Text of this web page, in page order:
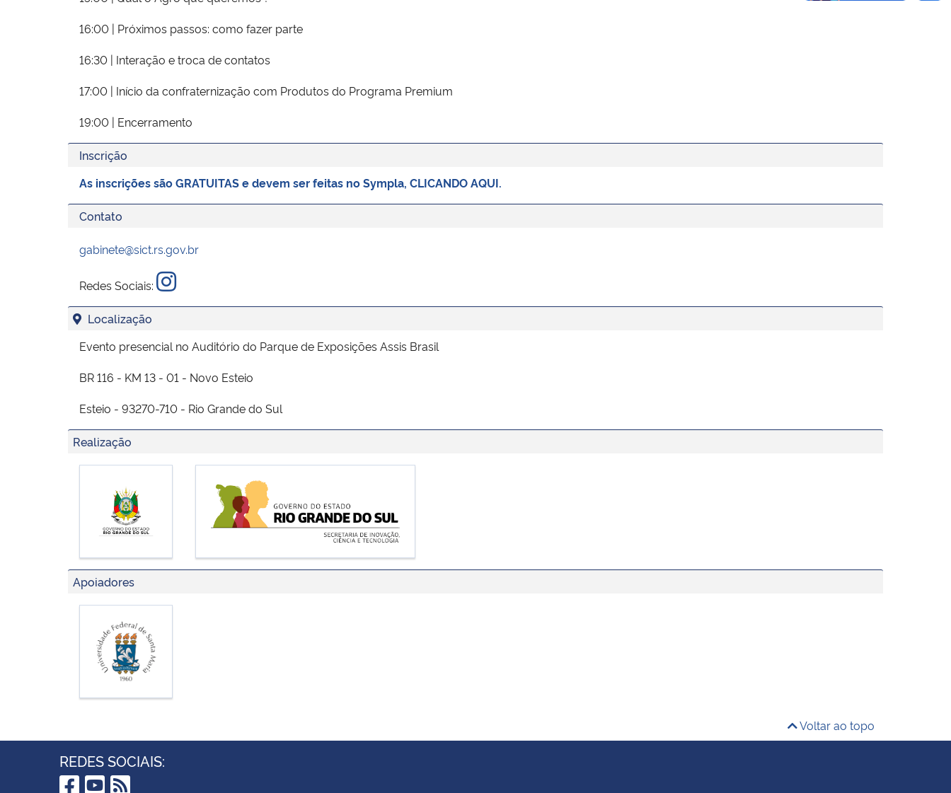
16:00 | Próximos passos: como fazer parte
16:30 | Interação e troca de contatos
17:00 | Início da confraternização com Produtos do Programa Premium
19:00 | Encerramento
Inscrição
As inscrições são GRATUITAS e devem ser feitas no Sympla, CLICANDO AQUI.
Contato
gabinete@sict.rs.gov.br
Redes Sociais:
Localização
Evento presencial no Auditório do Parque de Exposições Assis Brasil
BR 116 - KM 13 - 01 - Novo Esteio
Esteio - 93270-710 - Rio Grande do Sul
Realização
Apoiadores
Voltar ao topo
REDES SOCIAIS: